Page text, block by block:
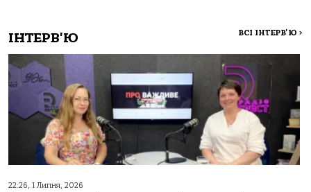
ІНТЕРВ'Ю ВСІ ІНТЕРВ'Ю >
22:26, 1 Липня, 2026